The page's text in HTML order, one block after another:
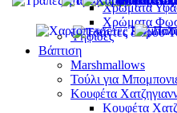
Χρώματα
Χρώματα
Ψηφίδες
Βάπτιση
Marshmallows
Τούλι για
Κουφέτα
Κουφέτα